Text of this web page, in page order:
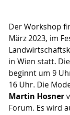
Der Workshop
März 2023, im
in Wien statt.
beginnt um 9
16 Uhr. Die
Martin Hosner
Forum. Es wird